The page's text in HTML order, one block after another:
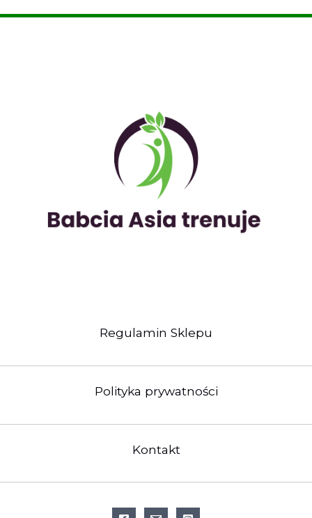
Regulamin Sklepu
Polityka prywatności
Kontakt